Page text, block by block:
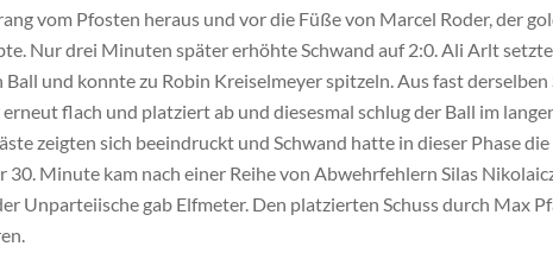
vom Pfosten heraus und vor die Füße von Marcel Roder, der
Nur drei Minuten später erhöhte Schwand auf 2:0. Ali Arlt
Ball und konnte zu Robin Kreiselmeyer spitzeln. Aus fast derselben
flach und platziert ab und diesesmal schlug der Ball im
zeigten sich beeindruckt und Schwand hatte in dieser Phase
30. Minute kam nach einer Reihe von Abwehrfehlern Silas
Unparteiische gab Elfmeter. Den platzierten Schuss durch Max